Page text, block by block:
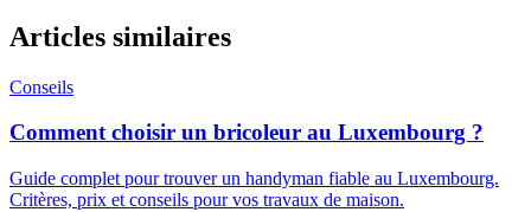
Articles similaires
Conseils
Comment choisir un bricoleur au Luxembourg ?
Guide complet pour trouver un handyman fiable au Luxembourg.
Critères, prix et conseils pour vos travaux de maison.